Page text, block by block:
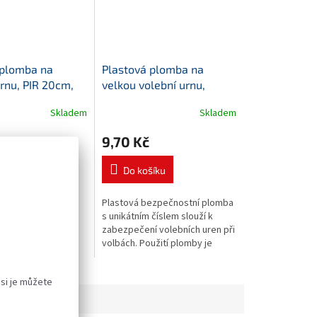
je můžete
na
PIR 20cm,
Skladem
Plastová plomba na
velkou volební urnu,
Skladem
9,70 Kč
Do košíku
Plastová bezpečnostní plomba
s unikátním číslem slouží k
zabezpečení volebních uren při
volbách. Použití plomby je